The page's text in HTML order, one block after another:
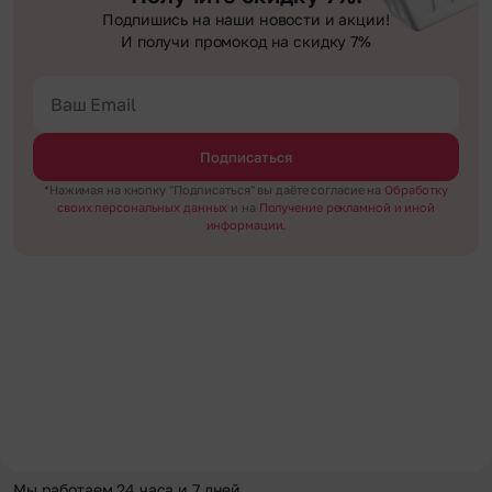
Подпишись на наши новости и акции!
И получи промокод на скидку 7%
Подписаться
*Нажимая на кнопку "Подписаться" вы даёте согласие на Обработку
своих персональных данных и на Получение рекламной и иной
информации.